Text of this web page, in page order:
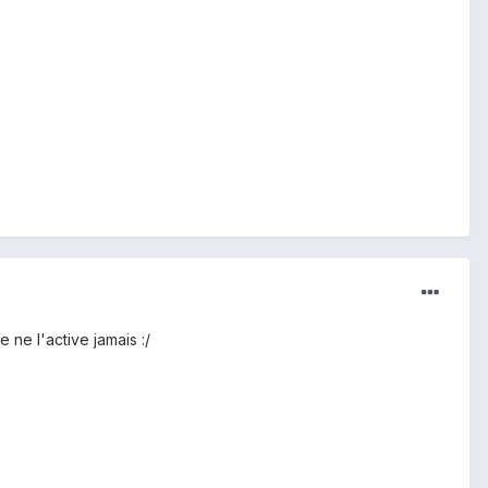
ne l'active jamais :/